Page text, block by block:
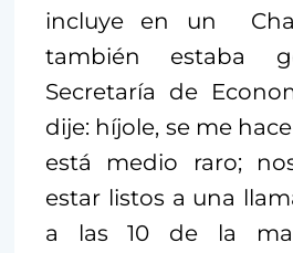
incluye en un
también estaba
Secretaría de
dije: híjole, se me
está medio raro;
estar listos a una
a las 10 de la